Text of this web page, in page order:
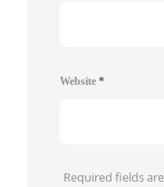
Website *
Required fields